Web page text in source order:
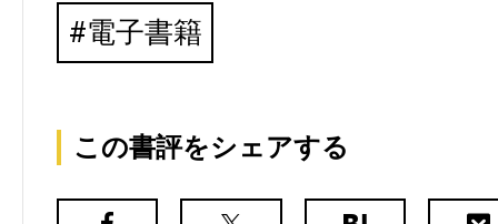
電子書籍
この書評をシェアする